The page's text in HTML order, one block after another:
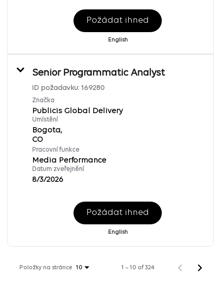
Požádat ihned
English
Senior Programmatic Analyst
ID požadavku: 169280
Značka
Publicis Global Delivery
Umístění
Bogota,
Pracovní funkce
Media Performance
Datum zveřejnění
8/3/2026
Požádat ihned
English
Položky na stránce 10 1 – 10 of 324